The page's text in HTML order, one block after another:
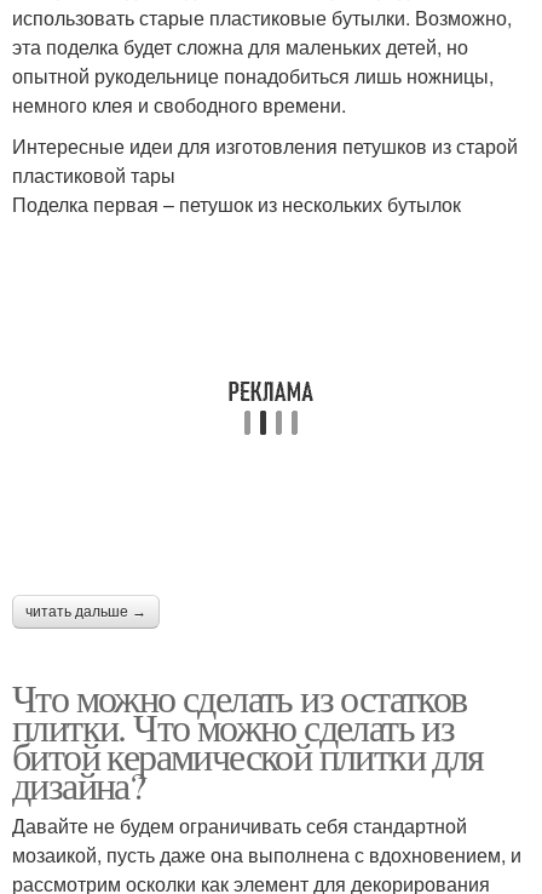
использовать старые пластиковые бутылки. Возможно,
эта поделка будет сложна для маленьких детей, но
опытной рукодельнице понадобиться лишь ножницы,
немного клея и свободного времени.
Интересные идеи для изготовления петушков из старой
пластиковой тары
Поделка первая – петушок из нескольких бутылок
читать дальше →
Что можно сделать из остатков
плитки. Что можно сделать из
битой керамической плитки для
дизайна?
Давайте не будем ограничивать себя стандартной
мозаикой, пусть даже она выполнена с вдохновением, и
рассмотрим осколки как элемент для декорирования